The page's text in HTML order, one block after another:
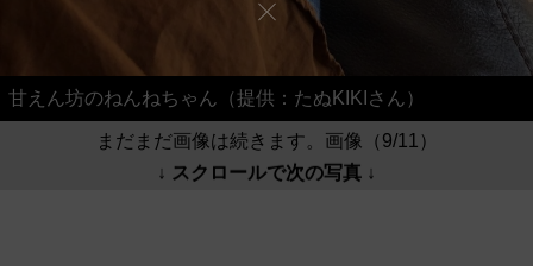
甘えん坊のねんねちゃん（提供：たぬKIKIさん）
まだまだ画像は続きます。画像（9/11）
↓ スクロールで次の写真 ↓